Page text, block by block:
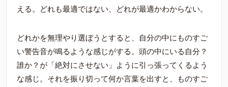
える。どれも最適ではない、どれが最適かわからない。
どれかを無理やり選ぼうとすると、自分の中にものすご
い警告音が鳴るような感じがする。頭の中にいる自分？
誰か？が「絶対にさせない」ように引っ張ってくるよう
な感じ。それを振り切って何か言葉を出すと、ものすご